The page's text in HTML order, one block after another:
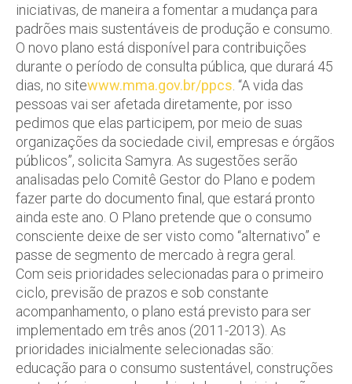
iniciativas, de maneira a fomentar a mudança para
padrões mais sustentáveis de produção e consumo.
O novo plano está disponível para contribuições
durante o período de consulta pública, que durará 45
dias, no sitewww.mma.gov.br/ppcs . “A vida das
pessoas vai ser afetada diretamente, por isso
pedimos que elas participem, por meio de suas
organizações da sociedade civil, empresas e órgãos
públicos”, solicita Samyra. As sugestões serão
analisadas pelo Comitê Gestor do Plano e podem
fazer parte do documento final, que estará pronto
ainda este ano. O Plano pretende que o consumo
consciente deixe de ser visto como “alternativo” e
passe de segmento de mercado à regra geral.
Com seis prioridades selecionadas para o primeiro
ciclo, previsão de prazos e sob constante
acompanhamento, o plano está previsto para ser
implementado em três anos (2011-2013). As
prioridades inicialmente selecionadas são:
educação para o consumo sustentável, construções